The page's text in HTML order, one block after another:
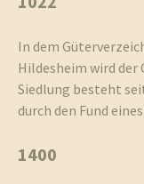
In dem
Hildesheim wird
Siedlung besteht
durch den Fund
1400